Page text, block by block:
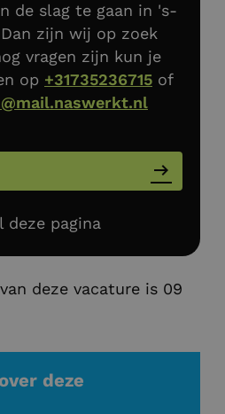
de slag te gaan in 's-
zijn wij op zoek
vragen zijn kun je
op +31735236715 of
deze pagina
deze vacature is 09
deze